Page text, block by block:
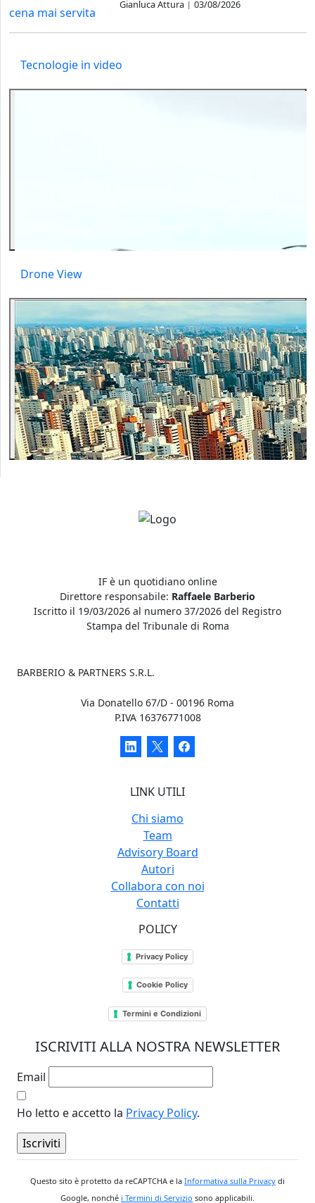
Gianluca Attura | 03/08/2026
Tecnologie in video
Drone View
IF è un quotidiano online
Direttore responsabile: Raffaele Barberio
Iscritto il 19/03/2026 al numero 37/2026 del Registro
Stampa del Tribunale di Roma
BARBERIO & PARTNERS S.R.L.
Via Donatello 67/D - 00196 Roma
P.IVA 16376771008
LINK UTILI
Chi siamo
Team
Advisory Board
Autori
Collabora con noi
Contatti
POLICY
Privacy Policy
Cookie Policy
Termini e Condizioni
ISCRIVITI ALLA NOSTRA NEWSLETTER
Email
Ho letto e accetto la Privacy Policy.
Questo sito è protetto da reCAPTCHA e la Informativa sulla Privacy di
Google, nonché i Termini di Servizio sono applicabili.